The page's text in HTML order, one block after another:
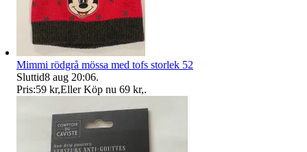
Mimmi rödgrå mössa med tofs storlek 52
Sluttid8 aug 20:06.
Pris:59 kr,Eller Köp nu 69 kr,.